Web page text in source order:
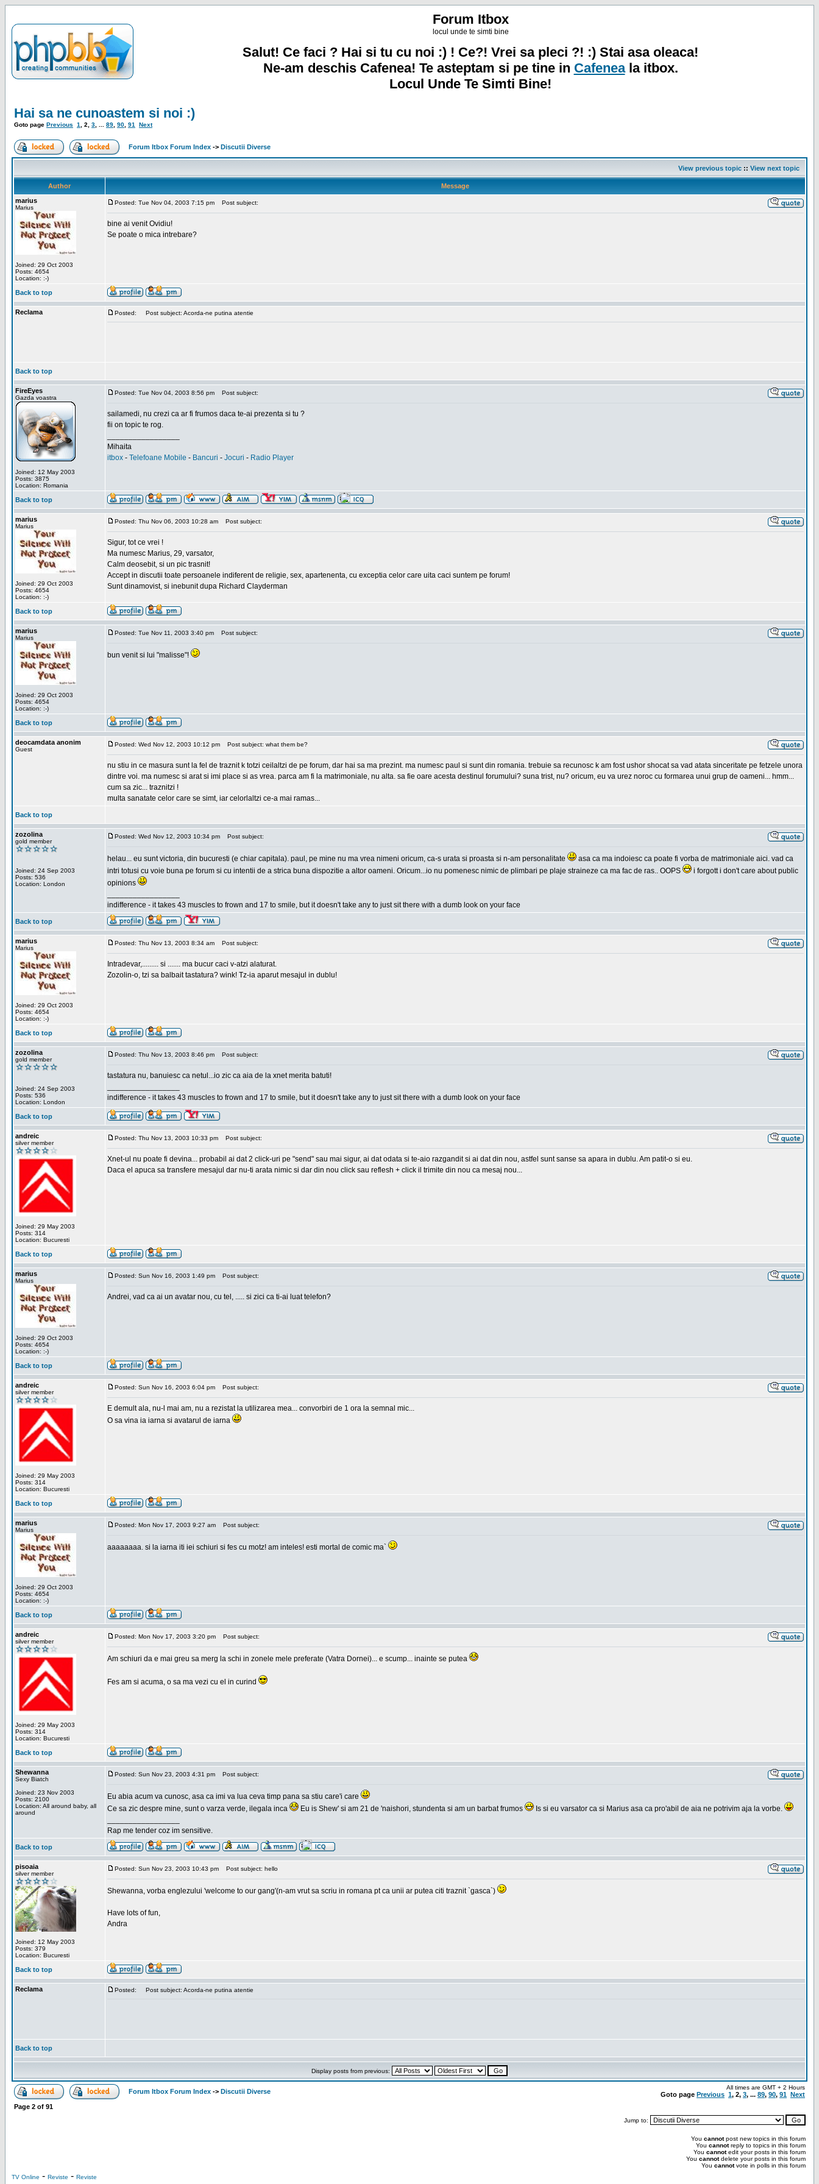
Forum Itbox
locul unde te simti bine
Salut! Ce faci ? Hai si tu cu noi :) ! Ce?! Vrei sa pleci ?! :) Stai asa oleaca!
Ne-am deschis Cafenea! Te asteptam si pe tine in Cafeneala itbox.
Locul Unde Te Simti Bine!
Hai sa ne cunoastem si noi :)
Goto page Previous 1 2 3 89 90 91 Next
Forum Itbox Forum Index -> Discutii Diverse
View previous topic :: View next topic
Author
Message
marius
Marius
Joined: 29 Oct 2003
Posts: 4654
Location: :-)
Posted: Tue Nov 04, 2003 7:15 pm Post subject:
bine ai venit Ovidiu!
Se poate o mica intrebare?
Back to top
Reclama Posted: Post subject: Acorda-ne putina atentie
Back to top
FireEyes
Gazda voastra
Joined: 12 May 2003
Posts: 3875
Location: Romania
Posted: Tue Nov 04, 2003 8:56 pm Post subject:
sailamedi, nu crezi ca ar fi frumos daca te-ai prezenta si tu ?
fii on topic te rog.
Mihaita
itbox - Telefoane Mobile - Bancuri - Jocuri - Radio Player
Back to top
marius
Marius
Joined: 29 Oct 2003
Posts: 4654
Location: :-)
Posted: Thu Nov 06, 2003 10:28 am Post subject:
Sigur, tot ce vrei !
Ma numesc Marius, 29, varsator,
Calm deosebit, si un pic trasnit!
Accept in discutii toate persoanele indiferent de religie, sex, apartenenta, cu exceptia celor care uita caci suntem pe forum!
Sunt dinamovist, si inebunit dupa Richard Clayderman
Back to top
marius
Marius
Joined: 29 Oct 2003
Posts: 4654
Location: :-)
Posted: Tue Nov 11, 2003 3:40 pm Post subject:
bun venit si lui "malisse"!
Back to top
deocamdata anonim
Guest
Posted: Wed Nov 12, 2003 10:12 pm Post subject: what them be?
nu stiu in ce masura sunt la fel de traznit k totzi ceilaltzi de pe forum, dar hai sa ma prezint. ma numesc paul si sunt din romania. trebuie sa recunosc k am fost ushor shocat sa vad atata sinceritate pe fetzele unora
dintre voi. ma numesc si arat si imi place si as vrea. parca am fi la matrimoniale, nu alta. sa fie oare acesta destinul forumului? suna trist, nu? oricum, eu va urez noroc cu formarea unui grup de oameni... hmm...
cum sa zic... traznitzi !
multa sanatate celor care se simt, iar celorlaltzi ce-a mai ramas...
Back to top
zozolina
gold member
Joined: 24 Sep 2003
Posts: 536
Location: London
Posted: Wed Nov 12, 2003 10:34 pm Post subject:
helau... eu sunt victoria, din bucuresti (e chiar capitala). paul, pe mine nu ma vrea nimeni oricum, ca-s urata si proasta si n-am personalitate
asa ca ma indoiesc ca poate fi vorba de matrimoniale aici. vad ca
intri totusi cu voie buna pe forum si cu intentii de a strica buna dispozitie a altor oameni. Oricum...io nu pomenesc nimic de plimbari pe plaje straineze ca ma fac de ras.. OOPS
i forgott i don't care about public
opinions
indifference - it takes 43 muscles to frown and 17 to smile, but it doesn't take any to just sit there with a dumb look on your face
Back to top
marius
Marius
Joined: 29 Oct 2003
Posts: 4654
Location: :-)
Posted: Thu Nov 13, 2003 8:34 am Post subject:
Intradevar,......... si ....... ma bucur caci v-atzi alaturat.
Zozolin-o, tzi sa balbait tastatura? wink! Tz-ia aparut mesajul in dublu!
Back to top
zozolina
gold member
Joined: 24 Sep 2003
Posts: 536
Location: London
Posted: Thu Nov 13, 2003 8:46 pm Post subject:
tastatura nu, banuiesc ca netul...io zic ca aia de la xnet merita batuti!
indifference - it takes 43 muscles to frown and 17 to smile, but it doesn't take any to just sit there with a dumb look on your face
Back to top
andreic
silver member
Joined: 29 May 2003
Posts: 314
Location: Bucuresti
Posted: Thu Nov 13, 2003 10:33 pm Post subject:
Xnet-ul nu poate fi devina... probabil ai dat 2 click-uri pe "send" sau mai sigur, ai dat odata si te-aio razgandit si ai dat din nou, astfel sunt sanse sa apara in dublu. Am patit-o si eu.
Daca el apuca sa transfere mesajul dar nu-ti arata nimic si dar din nou click sau reflesh + click il trimite din nou ca mesaj nou...
Back to top
marius
Marius
Joined: 29 Oct 2003
Posts: 4654
Location: :-)
Posted: Sun Nov 16, 2003 1:49 pm Post subject:
Andrei, vad ca ai un avatar nou, cu tel, ..... si zici ca ti-ai luat telefon?
Back to top
andreic
silver member
Joined: 29 May 2003
Posts: 314
Location: Bucuresti
Posted: Sun Nov 16, 2003 6:04 pm Post subject:
E demult ala, nu-l mai am, nu a rezistat la utilizarea mea... convorbiri de 1 ora la semnal mic...
O sa vina ia iarna si avatarul de iarna
Back to top
marius
Marius
Joined: 29 Oct 2003
Posts: 4654
Location: :-)
Posted: Mon Nov 17, 2003 9:27 am Post subject:
aaaaaaaa. si la iarna iti iei schiuri si fes cu motz! am inteles! esti mortal de comic ma`
Back to top
andreic
silver member
Joined: 29 May 2003
Posts: 314
Location: Bucuresti
Posted: Mon Nov 17, 2003 3:20 pm Post subject:
Am schiuri da e mai greu sa merg la schi in zonele mele preferate (Vatra Dornei)... e scump... inainte se putea
Fes am si acuma, o sa ma vezi cu el in curind
Back to top
Shewanna
Sexy Biatch
Joined: 23 Nov 2003
Posts: 2100
Location: All around baby, all
around
Posted: Sun Nov 23, 2003 4:31 pm Post subject:
Eu abia acum va cunosc, asa ca imi va lua ceva timp pana sa stiu care'i care
Ce sa zic despre mine, sunt o varza verde, ilegala inca
Eu is Shew' si am 21 de 'naishori, stundenta si am un barbat frumos
Is si eu varsator ca si Marius asa ca pro'abil de aia ne potrivim aja la vorbe.
Rap me tender coz im sensitive.
Back to top
pisoaia
silver member
Joined: 12 May 2003
Posts: 379
Location: Bucuresti
Posted: Sun Nov 23, 2003 10:43 pm Post subject: hello
Shewanna, vorba englezului 'welcome to our gang'(n-am vrut sa scriu in romana pt ca unii ar putea citi traznit `gasca`)
Have lots of fun,
Andra
Back to top
Reclama Posted: Post subject: Acorda-ne putina atentie
Back to top
Display posts from previous:
Forum Itbox Forum Index -> Discutii Diverse
All times are GMT + 2 Hours
Goto page Previous 1, 2, 3, ... 89, 90, 91 Next
Page 2 of 91
Jump to:
You cannotpost new topics in this forum
You cannotreply to topics in this forum
You cannotedit your posts in this forum
You cannotdelete your posts in this forum
You cannotvote in polls in this forum
TV Online - Reviste - Reviste